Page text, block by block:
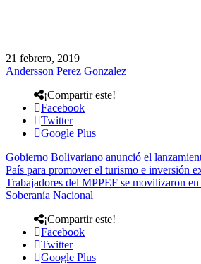
21 febrero, 2019
Andersson Perez Gonzalez
¡Compartir este!
Facebook
Twitter
Google Plus
Gobierno Bolivariano anunció el
País para promover el turismo e inversión
Trabajadores del MPPEF se movilizaron en
Soberanía Nacional
¡Compartir este!
Facebook
Twitter
Google Plus